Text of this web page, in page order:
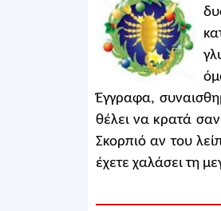
Έγγραφα,
θέλει να κρατά
Σκορπιό αν του
έχετε χαλάσει τη